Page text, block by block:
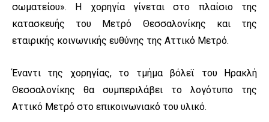
σωματείου». Η χορηγία γίνεται στο πλαίσιο της
κατασκευής του Μετρό Θεσσαλονίκης και της
εταιρικής κοινωνικής ευθύνης της Αττικό Μετρό.
Έναντι της χορηγίας, το τμήμα βόλεϊ του Ηρακλή
Θεσσαλονίκης θα συμπεριλάβει το λογότυπο της
Αττικό Μετρό στο επικοινωνιακό του υλικό.